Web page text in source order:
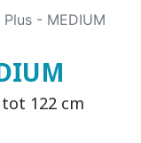
Plus - MEDIUM
122 cm